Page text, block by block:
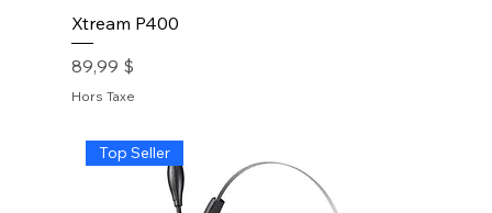
Xtream P400
Prix
89,99 $
Hors Taxe
Top Seller